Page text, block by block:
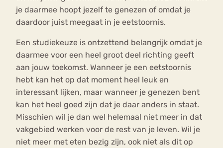
je daarmee hoopt jezelf te genezen of omdat je
daardoor juist meegaat in je eetstoornis.
Een studiekeuze is ontzettend belangrijk omdat je
daarmee voor een heel groot deel richting geeft
aan jouw toekomst. Wanneer je een eetstoornis
hebt kan het op dat moment heel leuk en
interessant lijken, maar wanneer je genezen bent
kan het heel goed zijn dat je daar anders in staat.
Misschien wil je dan wel helemaal niet meer in dat
vakgebied werken voor de rest van je leven. Wil je
niet meer met eten bezig zijn, ook niet als dit op